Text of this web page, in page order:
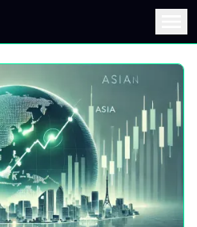
вы перейдете на главную